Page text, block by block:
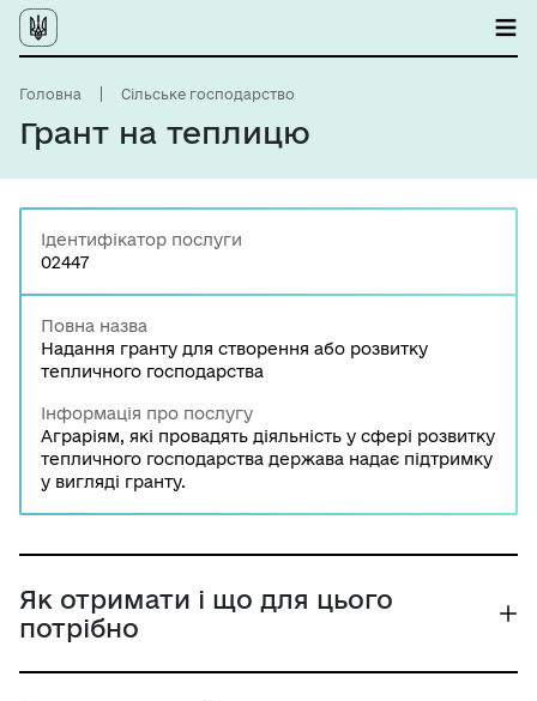
Головна Сільське господарство
Грант на теплицю
Ідентифікатор послуги
02447
Повна назва
Надання гранту для створення або розвитку
тепличного господарства
Інформація про послугу
Аграріям, які провадять діяльність у сфері розвитку
тепличного господарства держава надає підтримку
у вигляді гранту.
Як отримати і що для цього
потрібно